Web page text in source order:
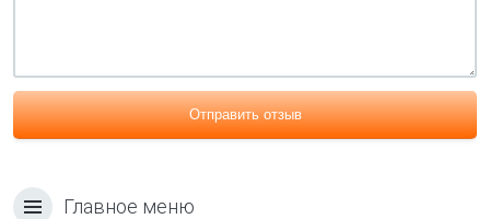
Отправить отзыв
Главное меню